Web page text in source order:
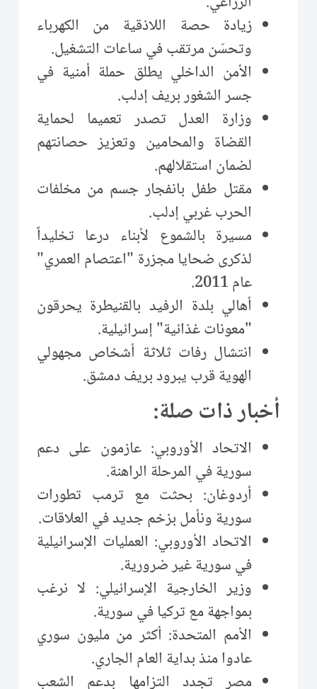
زيادة حصة اللاذقية من الكهرباء
وتحسّن مرتقب في ساعات التشغيل.
الأمن الداخلي يطلق حملة أمنية في
جسر الشغور بريف إدلب.
وزارة العدل تصدر تعميما لحماية
القضاة والمحامين وتعزيز حصانتهم
لضمان استقلالهم.
مقتل طفل بانفجار جسم من مخلفات
الحرب غربي إدلب.
مسيرة بالشموع لأبناء درعا تخليداً
لذكرى ضحايا مجزرة "اعتصام العمري"
عام 2011.
أهالي بلدة الرفيد بالقنيطرة يحرقون
"معونات غذائية" إسرائيلية.
انتشال رفات ثلاثة أشخاص مجهولي
الهوية قرب يبرود بريف دمشق.
أخبار ذات صلة:
الاتحاد الأوروبي: عازمون على دعم
سورية في المرحلة الراهنة.
أردوغان: بحثت مع ترمب تطورات
سورية ونأمل بزخم جديد في العلاقات.
الاتحاد الأوروبي: العمليات الإسرائيلية
في سورية غير ضرورية.
وزير الخارجية الإسرائيلي: لا نرغب
بمواجهة مع تركيا في سورية.
الأمم المتحدة: أكثر من مليون سوري
عادوا منذ بداية العام الجاري.
مصر تجدد التزامها بدعم الشعب